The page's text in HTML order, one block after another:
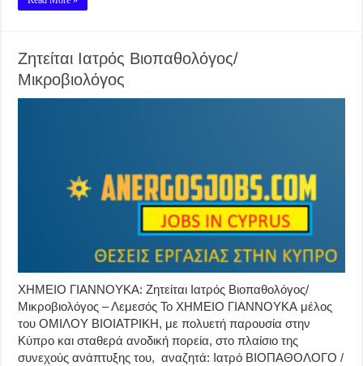
Ζητείται Ιατρός Βιοπαθολόγος/
Μικροβιολόγος
ΧΗΜΕΙΟ ΓΙΑΝΝΟΥΚΑ: Ζητείται Ιατρός Βιοπαθολόγος/
Μικροβιολόγος – Λεμεσός Το ΧΗΜΕΙΟ ΓΙΑΝΝΟΥΚΑ μέλος
του ΟΜΙΛΟΥ ΒΙΟΙΑΤΡΙΚΗ, με πολυετή παρουσία στην
Κύπρο και σταθερά ανοδική πορεία, στο πλαίσιο της
συνεχούς ανάπτυξης του, αναζητά: Ιατρό ΒΙΟΠΑΘΟΛΟΓΟ /